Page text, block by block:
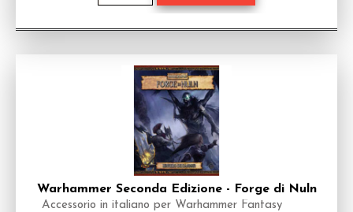
Warhammer Seconda Edizione - Forge di Nuln
Accessorio in italiano per Warhammer Fantasy